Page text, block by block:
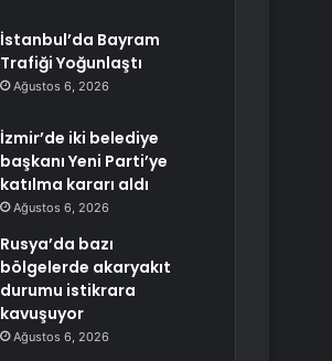
İstanbul’da Bayram
Trafiği Yoğunlaştı
Ağustos 6, 2026
İzmir’de iki belediye
başkanı Yeni Parti’ye
katılma kararı aldı
Ağustos 6, 2026
Rusya’da bazı
bölgelerde akaryakıt
durumu istikrara
kavuşuyor
Ağustos 6, 2026